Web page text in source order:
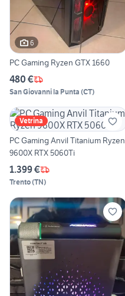
6
PC Gaming Ryzen GTX 1660
480 €
San Giovanni la Punta (CT)
Vetrina
PC Gaming Anvil Titanium Ryzen
9600X RTX 5060Ti
1.399 €
Trento(TN)